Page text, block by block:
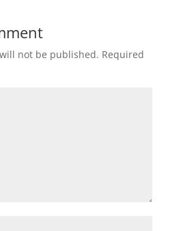
not be published. Required